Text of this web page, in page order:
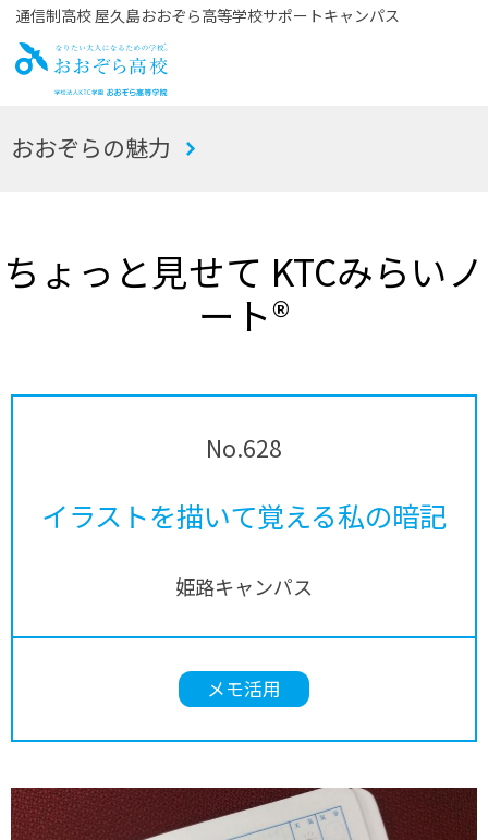
通信制高校 屋久島おおぞら高等学校サポートキャンパス
お
おおぞらの魅力
ちょっと見せて KTCみらいノ
ート®
No.628
イラストを描いて覚える私の暗記
姫路キャンパス
メモ活用